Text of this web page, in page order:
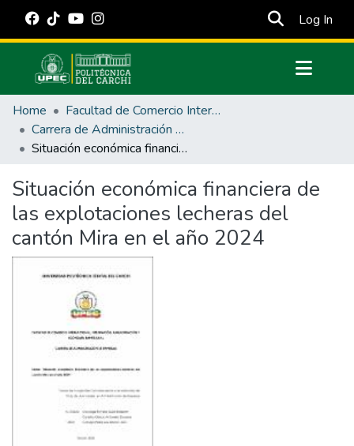
Log In
Communities & Collections
All of DSpace
Statistics
Estadísticas Externas
Manuales
Home
Facultad de Comercio Internacional, Integración, Administración y Economía Empresarial
Carrera de Administración de Empresas y Marketing
Situación económica financiera de las explotaciones lecheras del cantón Mira en el año 2024
Situación económica financiera de
las explotaciones lecheras del
cantón Mira en el año 2024